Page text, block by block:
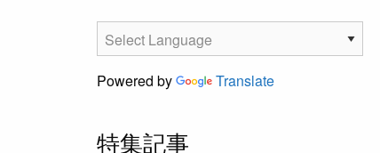
Powered by Translate
特集記事